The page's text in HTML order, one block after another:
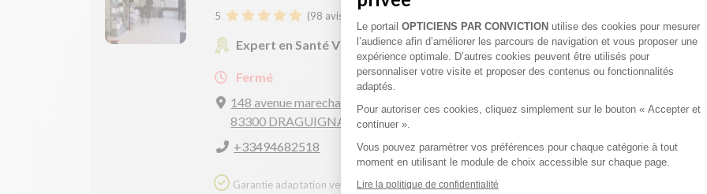
5 (98 avis)
Expert en Santé Visuelle
Fermé
148 avenue marechal juin
83300 DRAGUIGNAN
+33494682518
Remboursement 100% des
Plateforme de Gestion du
Le portail OPTICIENS PAR CONVICTION utilise des cookies pour mesurer
l’audience afin d’améliorer les parcours de navigation et vous proposer une
expérience optimale. D’autres cookies peuvent être utilisés pour
personnaliser votre visite et proposer des contenus ou fonctionnalités
adaptés.
Pour autoriser ces cookies, cliquez simplement sur le bouton « Accepter et
continuer ».
Vous pouvez paramétrer vos préférences pour chaque catégorie à tout
moment en utilisant le module de choix accessible sur chaque page.
Lire la politique de confidentialité